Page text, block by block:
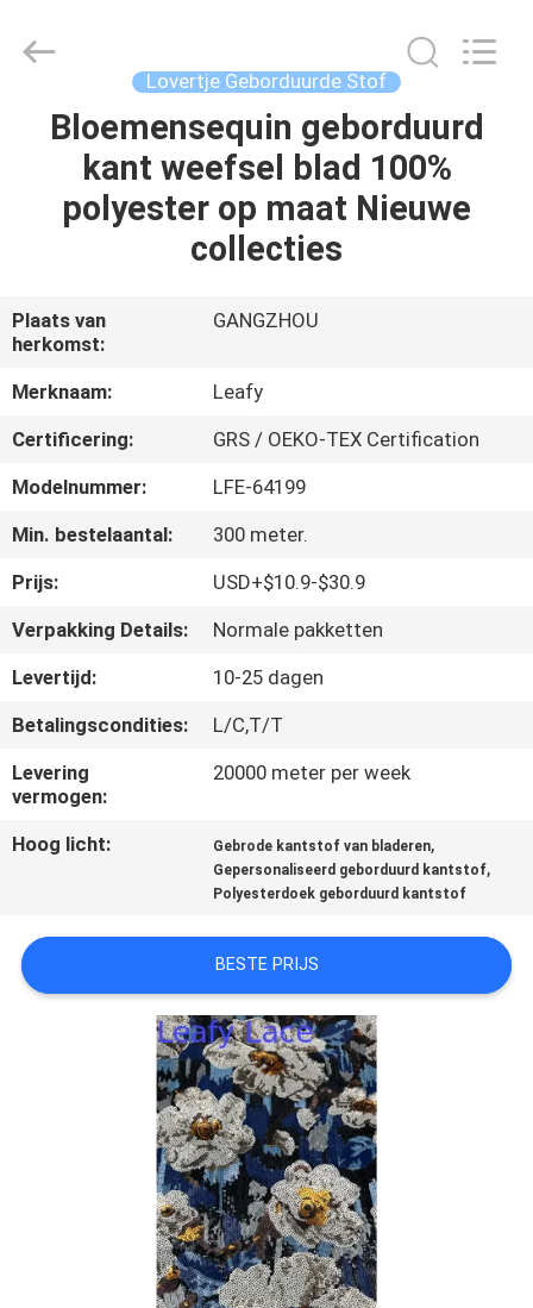
THUIS
PRODUCTEN
ONS
FABRIEKSREIS
KWALITEITSCONTROLE
CONTACTEER
ONS
NIEUWS
VRAAG
EEN
OFFERTE
AAN
SITEMAP
PRIVACYBELEID
Ltd..
Lovertje Geborduurde Stof
Bloemensequin geborduurd
kant weefsel blad 100%
polyester op maat Nieuwe
collecties
Plaats van
herkomst:
GANGZHOU
Merknaam:
Leafy
Certificering:
GRS / OEKO-TEX Certification
Modelnummer:
LFE-64199
Min. bestelaantal:
300 meter.
Prijs:
USD+$10.9-$30.9
Verpakking Details:
Normale pakketten
Levertijd:
10-25 dagen
Betalingscondities:
L/C,T/T
Levering
vermogen:
20000 meter per week
Hoog licht: Gebrode kantstof van bladeren,
Gepersonaliseerd geborduurd kantstof,
Polyesterdoek geborduurd kantstof
BESTE PRIJS